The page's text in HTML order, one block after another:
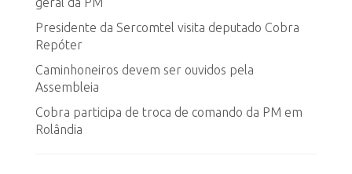
Presidente da Sercomtel visita deputado Cobra
Repóter
Caminhoneiros devem ser ouvidos pela
Assembleia
Cobra participa de troca de comando da PM em
Rolândia